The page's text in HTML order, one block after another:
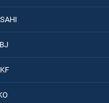
BI / BẠC ĐẠN CỐT
XÔNG H2306